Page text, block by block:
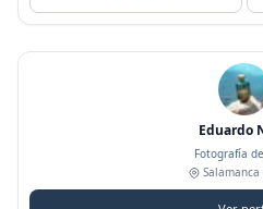
Eduardo
Fotografía
Salamanca